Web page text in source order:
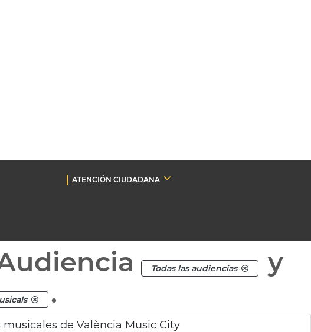
ATENCIÓN CIUDADANA
Todas las audiencias
y
.
de València Music City